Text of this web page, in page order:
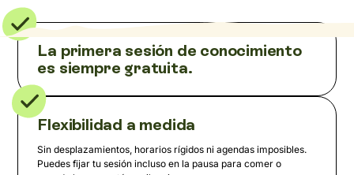
La primera sesión de conocimiento
es siempre gratuita.
Flexibilidad a medida
Sin desplazamientos, horarios rígidos ni agendas imposibles.
Puedes fijar tu sesión incluso en la pausa para comer o